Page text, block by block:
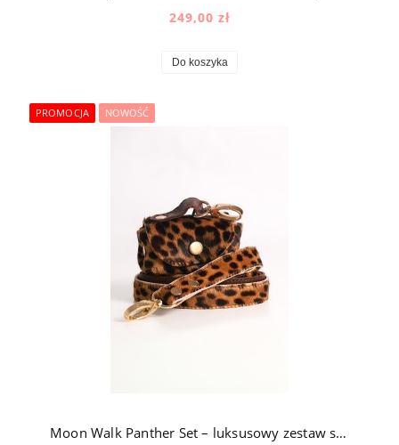
249,00 zł
Do koszyka
Moon Walk Panther Set – luksusowy zestaw spacerowy dla psa: smycz i etui ze skóry naturalnej z okuciami pozłacanymi 24k złotem
PROMOCJA NOWOŚĆ